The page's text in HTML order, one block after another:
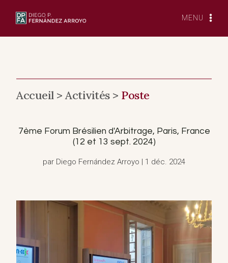
MENU
Accueil >Activités > Poste
7ème Forum Brésilien d'Arbitrage, Paris, France
(12 et 13 sept. 2024)
par Diego Fernández Arroyo | 1 déc. 2024